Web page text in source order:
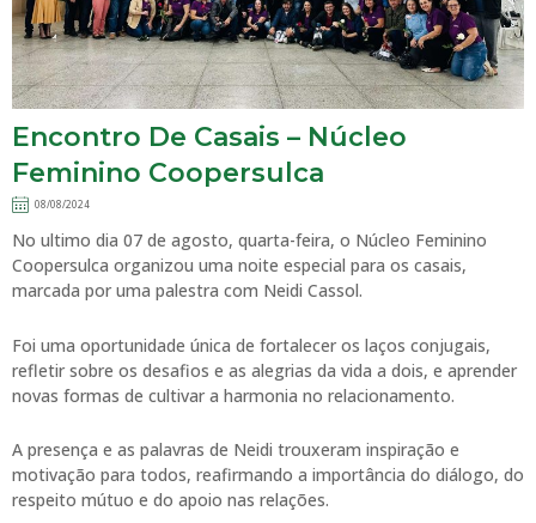
Encontro De Casais – Núcleo
Feminino Coopersulca
08/08/2024
No ultimo dia 07 de agosto, quarta-feira, o Núcleo Feminino
Coopersulca organizou uma noite especial para os casais,
marcada por uma palestra com Neidi Cassol.
Foi uma oportunidade única de fortalecer os laços conjugais,
refletir sobre os desafios e as alegrias da vida a dois, e aprender
novas formas de cultivar a harmonia no relacionamento.
A presença e as palavras de Neidi trouxeram inspiração e
motivação para todos, reafirmando a importância do diálogo, do
respeito mútuo e do apoio nas relações.